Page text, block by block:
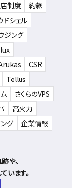
制度
約款
ドシェル
ジング
CSR
Tellus
さくらのVPS
高火力
グ 企業情報
や、
います。